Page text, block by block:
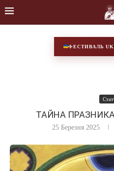
ФЕСТИВАЛЬ
ТАЙНА
25 Березня 2025